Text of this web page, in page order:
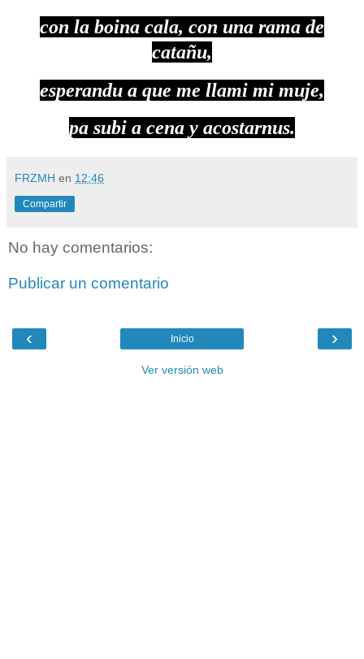
con la boina cala, con una rama de
catañu,
esperandu a que me llami mi muje,
pa subi a cena y acostarnus.
FRZMH en 12:46
Compartir
No hay comentarios:
Publicar un comentario
‹ ›
Inicio
Ver versión web